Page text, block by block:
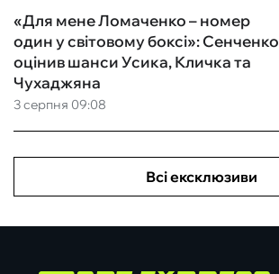
3 серпня 09:08
«Для мене Ломаченко – номер
один у світовому боксі»: Сенченко
оцінив шанси Усика, Кличка та
Чухаджяна
Всі ексклюзиви